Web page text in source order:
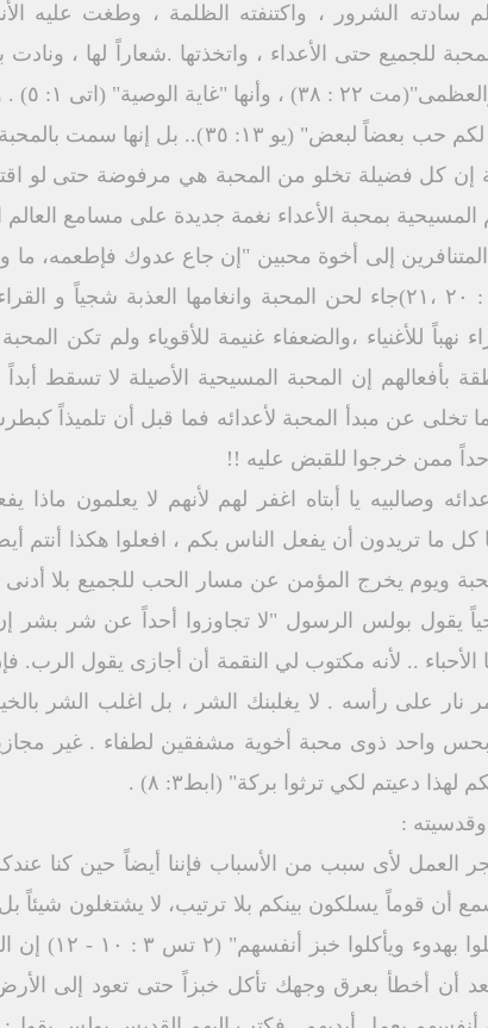
الشرور ، واكتنفته الظلمة ، وطغت عليه
للجميع حتى الأعداء ، واتخذتها .شعاراً لها ،
المحبة
الجميع أنكم تلاميذى إن كان لكم حب بعضاً
إن كل فضيلة تخلو من المحبة هي مرفوضة حتى لو
۱۳) . كان تعليم المسيحية بمحبة الأعداء نغمة جديدة على
إلى أخوة محبين "إن جاع عدوك فإطعمه،
جمر نار على رأسه. رو ۱۲ : ٢٠ ،٢١)جاء لحن المحبة وانغامها
نهباً للأغنياء ،والضعفاء غنيمة للأقوياء ولم تكن
تخلى عن مبدأ المحبة لأعدائه فما قبل أن تلميذاً
ممن خرجوا للقبض عليه !!
ويوم يخرج المؤمن عن مسار الحب للجميع بلا
يقول بولس الرسول "لا تجاوزوا أحداً عن شر بشر
الأحباء .. لأنه مكتوب لي النقمة أن أجازى يقول
بحس واحد ذوى محبة أخوية مشفقين لطفاء . غير
دعيتم لكي ترثوا بركة" (ابط۳: ۸) .
لأى سبب من الأسباب فإننا أيضاً حين كنا عندكم
أن قوماً يسلكون بينكم بلا ترتيب، لا يشتغلون
بربنا يسوع